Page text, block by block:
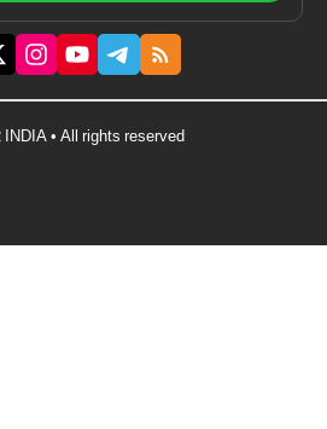
• All rights reserved